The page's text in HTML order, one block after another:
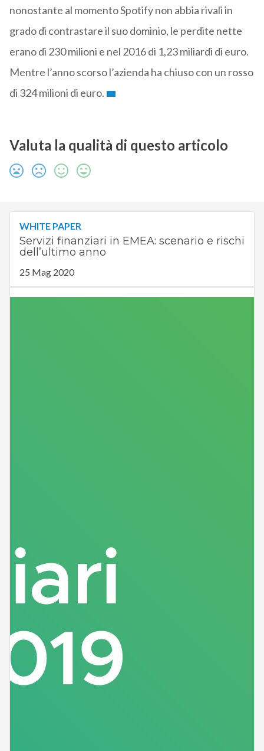
nonostante al momento Spotify non abbia rivali in
grado di contrastare il suo dominio, le perdite nette
erano di 230 milioni e nel 2016 di 1,23 miliardi di euro.
Mentre l’anno scorso l’azienda ha chiuso con un rosso
di 324 milioni di euro.
Valuta la qualità di questo articolo
WHITE PAPER
Servizi finanziari in EMEA: scenario e rischi
dell’ultimo anno
25 Mag 2020